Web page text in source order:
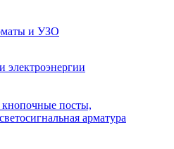
и УЗО
электроэнергии
посты,
арматура